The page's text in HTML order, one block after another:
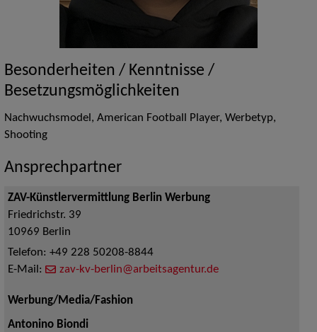
Besonderheiten / Kenntnisse /
Besetzungsmöglichkeiten
Nachwuchsmodel, American Football Player, Werbetyp,
Shooting
Ansprechpartner
ZAV-Künstlervermittlung Berlin Werbung
Friedrichstr. 39
10969 Berlin
Telefon: +49 228 50208-8844
E-Mail:
zav-kv-berlin@arbeitsagentur.de
Werbung/Media/Fashion
Antonino Biondi